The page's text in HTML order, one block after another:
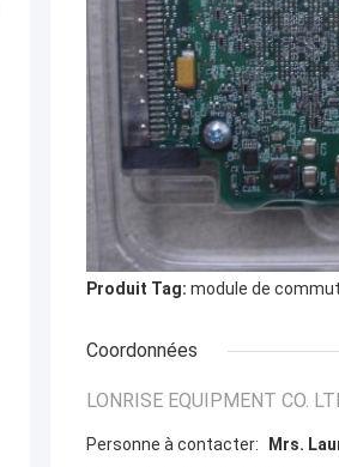
Produit Tag: module de
Coordonnées
LONRISE EQUIPMENT CO.
Personne à contacter:
Mrs.